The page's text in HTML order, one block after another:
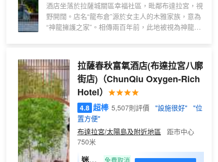
氧
雙
床
傳
統
藏
箱
+
智
能
加
熱
酒店坐落於拉薩城關區幸福社區，毗鄰布達拉宮，視
野開闊。店名“龍布倉”源於女主人的木雅家族，意為
“神龍擁護之家”。相傳兩百年前，此地被視為神龍棲
格，融貫尼泊爾風情，配備高品質設施與温馨服務。
所有客房冬暖夏涼，配有電視、冰箱、保險櫃、製氧
機、加濕器及品牌衞浴。每件傢俱皆由畫師手繪藏式
圖案，寓意深遠，展現獨具特色的藏族藝術。 我們
擁有藏、漢及尼泊爾團隊，提供藏餐、中餐、尼泊爾
餐與西餐。觀景餐廳可遠眺布達拉宮，亦是融入本地
生活的窗口。 龍布倉願以家園般的温馨、藏地的真
誠，伴您度過一段舒適而難忘的拉薩時光。
拉薩春秋富氧酒店(布達拉宮八廓
街店) （ChunQiu Oxygen-Rich
Hotel）
4.8 超棒 5,507則評價 "設施很好"
"位
置方便"
布達拉宮/太陽島及附近地區
距市中心
750米
迷你
免費取消